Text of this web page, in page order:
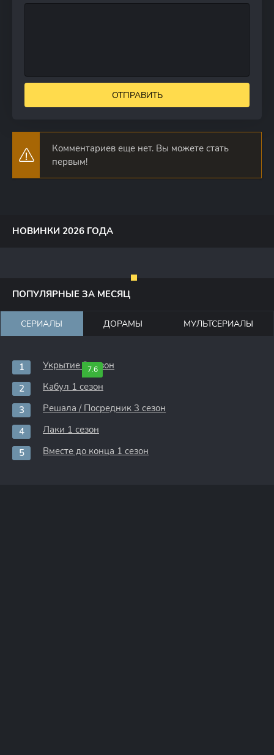
ОТПРАВИТЬ
Комментариев еще нет. Вы можете стать
первым!
НОВИНКИ 2026 ГОДА
ПОПУЛЯРНЫЕ ЗА МЕСЯЦ
СЕРИАЛЫ ДОРАМЫ МУЛЬТСЕРИАЛЫ
7.6
Укрытие 3 сезон
Кабул 1 сезон
Решала / Посредник 3 сезон
Лаки 1 сезон
Вместе до конца 1 сезон